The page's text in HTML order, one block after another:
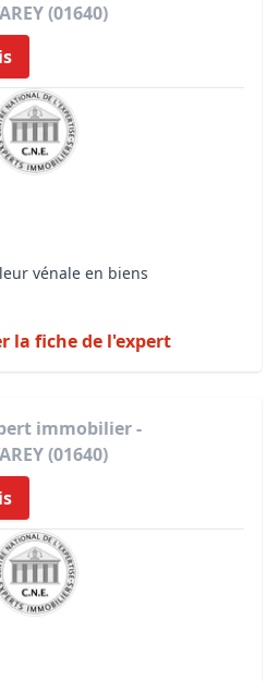
(01640)
vénale en biens
la fiche de l'expert
immobilier -
(01640)